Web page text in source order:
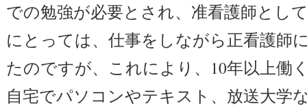
での勉強が必要とされ、准看護師とし
にとっては、仕事をしながら正看護師
たのですが、これにより、10年以上働
自宅でパソコンやテキスト、放送大学